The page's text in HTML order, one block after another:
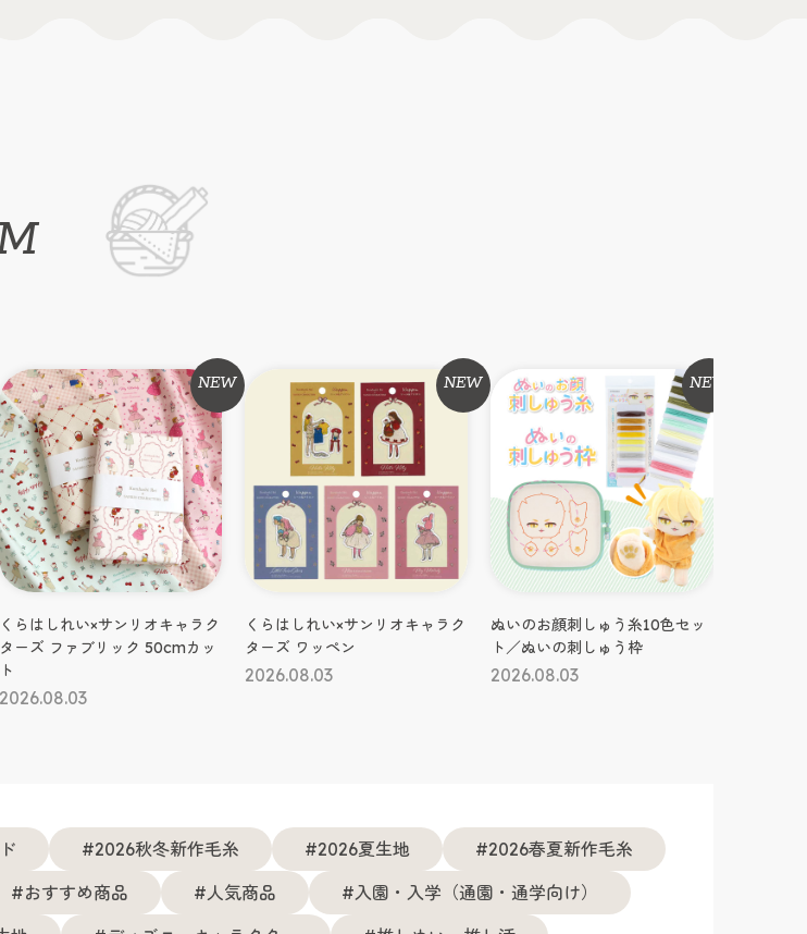
NEW
くらはしれい×サンリオキャラク
ターズ ワッペン
2026.08.03
NEW
ぬいのお顔刺しゅう糸10色セッ
ト／ぬいの刺しゅう枠
2026.08.03
NEW
21Ｗコール天 チェック柄 50cm
カット
2026.08.03
2026秋冬新作毛糸 2026夏生地
2026春夏新作毛糸
おすすめ商品 人気商品
入園・入学（通園・通学向け）